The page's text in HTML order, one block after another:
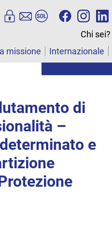
Chi sei?
missione Internazionale
di
–
e